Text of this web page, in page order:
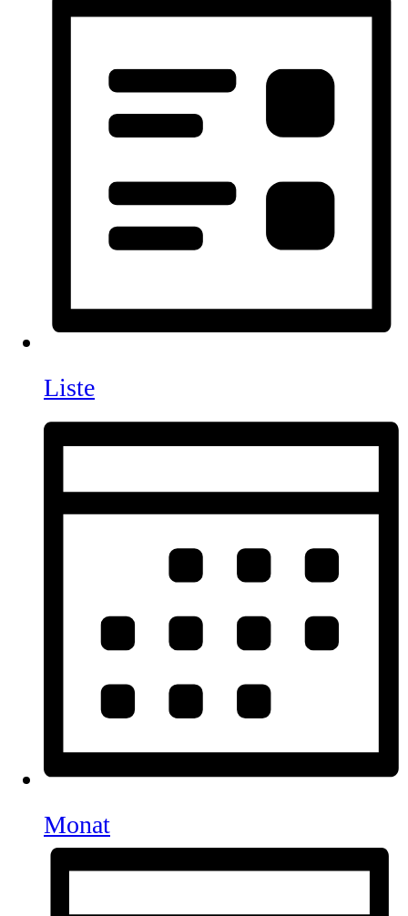
Liste
Monat